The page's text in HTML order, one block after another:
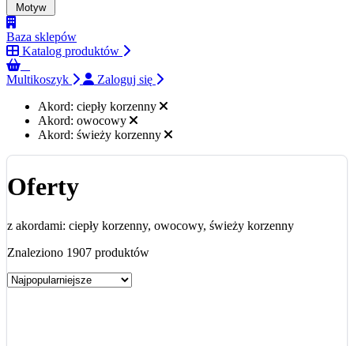
Motyw
Baza sklepów
Katalog produktów
Multikoszyk
Zaloguj się
Akord: ciepły korzenny
Akord: owocowy
Akord: świeży korzenny
Oferty
z akordami: ciepły korzenny, owocowy, świeży korzenny
Znaleziono 1907 produktów